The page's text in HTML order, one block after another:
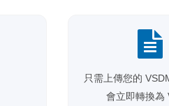
只需上傳您的
會立即轉換為